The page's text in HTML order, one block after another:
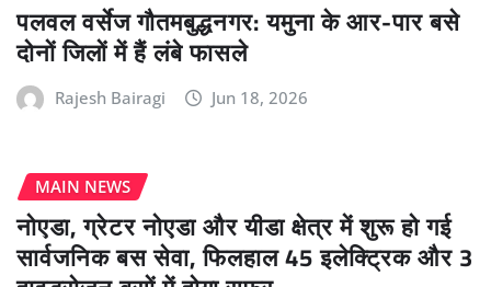
पलवल वर्सेज गौतमबुद्धनगर: यमुना के आर-पार बसे
दोनों जिलों में हैं लंबे फासले
Rajesh Bairagi Jun 18, 2026
MAIN NEWS
नोएडा, ग्रेटर नोएडा और यीडा क्षेत्र में शुरू हो गई
सार्वजनिक बस सेवा, फिलहाल 45 इलेक्ट्रिक और 3